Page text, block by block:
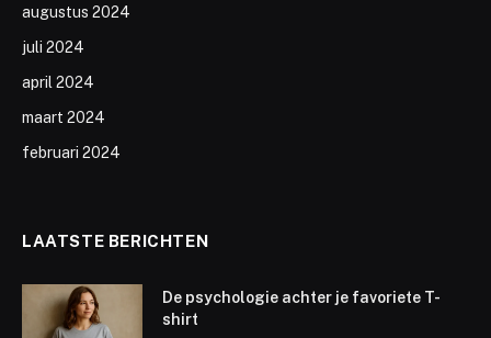
augustus 2024
juli 2024
april 2024
maart 2024
februari 2024
LAATSTE BERICHTEN
De psychologie achter je favoriete T-
shirt